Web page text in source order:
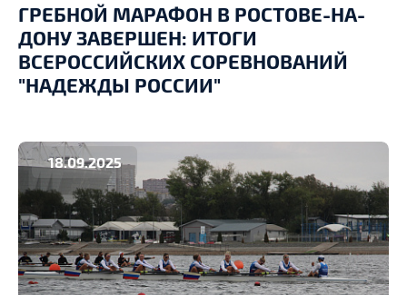
ГРЕБНОЙ МАРАФОН В РОСТОВЕ-НА-
ДОНУ ЗАВЕРШЕН: ИТОГИ
ВСЕРОССИЙСКИХ СОРЕВНОВАНИЙ
"НАДЕЖДЫ РОССИИ"
18.09.2025